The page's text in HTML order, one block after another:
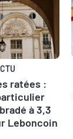
ratées :
à 3,3
Leboncoin